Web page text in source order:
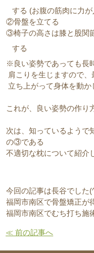
する (お腹の筋肉に力が
②骨盤を立てる
③椅子の高さは膝と股関
する
※良い姿勢であっても長
肩こりを生じますので
立ち上がって身体を動か
これが、良い姿勢の作り
次は、知っているようで
の③である
不適切な枕について紹介
今回の記事は長谷でした
福岡市南区で骨盤矯正が
福岡市南区でむち打ち施
≪ 前の記事へ